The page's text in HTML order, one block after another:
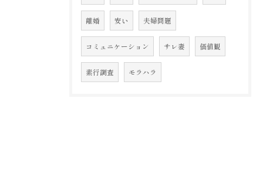
離婚 安い 夫婦問題
コミュニケーション サレ妻 価値観
素行調査 モラハラ